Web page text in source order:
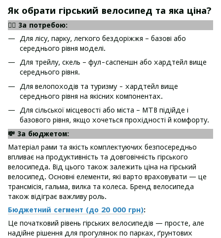
Як обрати гірський велосипед та яка ціна?
🚴‍♂️ За потребою:
Для лісу, парку, легкого бездоріжжя – базові або
середнього рівня моделі.
Для трейлу, скель – фул-саспеншн або хардтейл вище
середнього рівня.
Для велопоходів та туризму - хардтейл вище
середнього рівня на якісних компонентах.
Для сільської місцевості або міста – MTB підійде і
базового рівня, якщо хочеться прохідності й комфорту.
💸 За бюджетом:
Матеріал рами та якість комплектуючих безпосередньо
впливає на продуктивність та довговічність гірського
велосипеда. Від цього також залежить ціна на гірський
велосипед. Основні елементи, які варто враховувати — це
трансмісія, гальма, вилка та колеса. Бренд велосипеда
також відіграє важливу роль.
Бюджетний сегмент (до 20 000 грн):
Це початковий рівень гірських велосипедів — просте, але
надійне рішення для прогулянок по парках, ґрунтових